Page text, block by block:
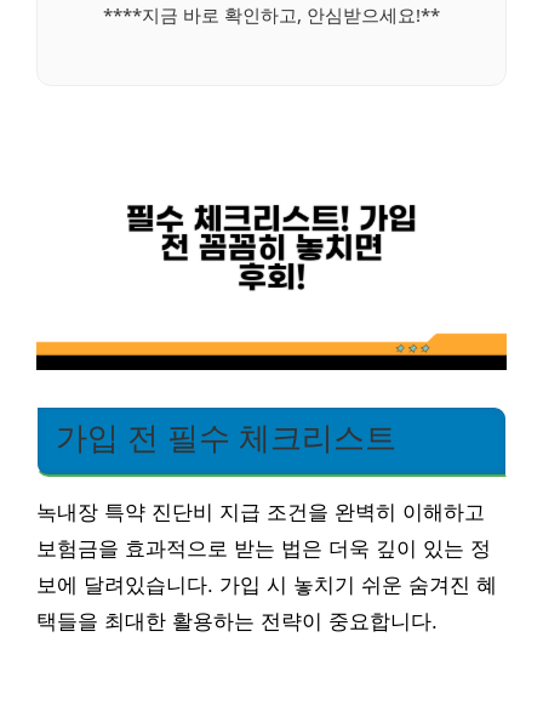
****지금 바로 확인하고, 안심받으세요!**
가입 전 필수 체크리스트
녹내장 특약 진단비 지급 조건을 완벽히 이해하고
보험금을 효과적으로 받는 법은 더욱 깊이 있는 정
보에 달려있습니다. 가입 시 놓치기 쉬운 숨겨진 혜
택들을 최대한 활용하는 전략이 중요합니다.